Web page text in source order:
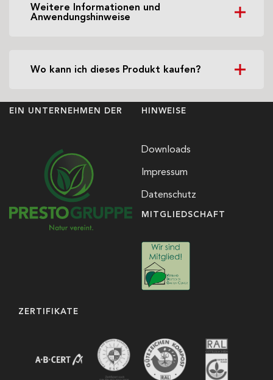
Weitere Informationen und
Anwendungshinweise
Wo kann ich dieses Produkt kaufen?
EIN UNTERNEHMEN DER HINWEISE
Downloads
Impressum
Datenschutz
MITGLIEDSCHAFT
ZERTIFIKATE